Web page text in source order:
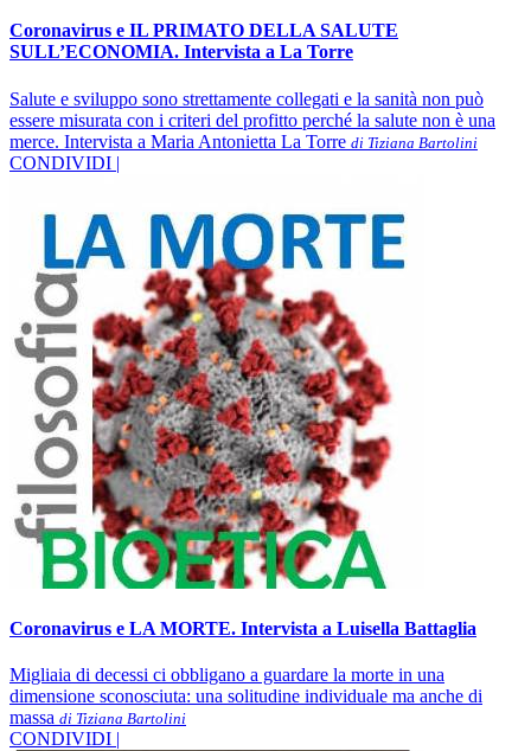
Coronavirus e IL PRIMATO DELLA SALUTE
SULL’ECONOMIA. Intervista a La Torre
Salute e sviluppo sono strettamente collegati e la sanità non può
essere misurata con i criteri del profitto perché la salute non è una
merce. Intervista a Maria Antonietta La Torre di Tiziana Bartolini
CONDIVIDI |
Coronavirus e LA MORTE. Intervista a Luisella Battaglia
Migliaia di decessi ci obbligano a guardare la morte in una
dimensione sconosciuta: una solitudine individuale ma anche di
massa di Tiziana Bartolini
CONDIVIDI |